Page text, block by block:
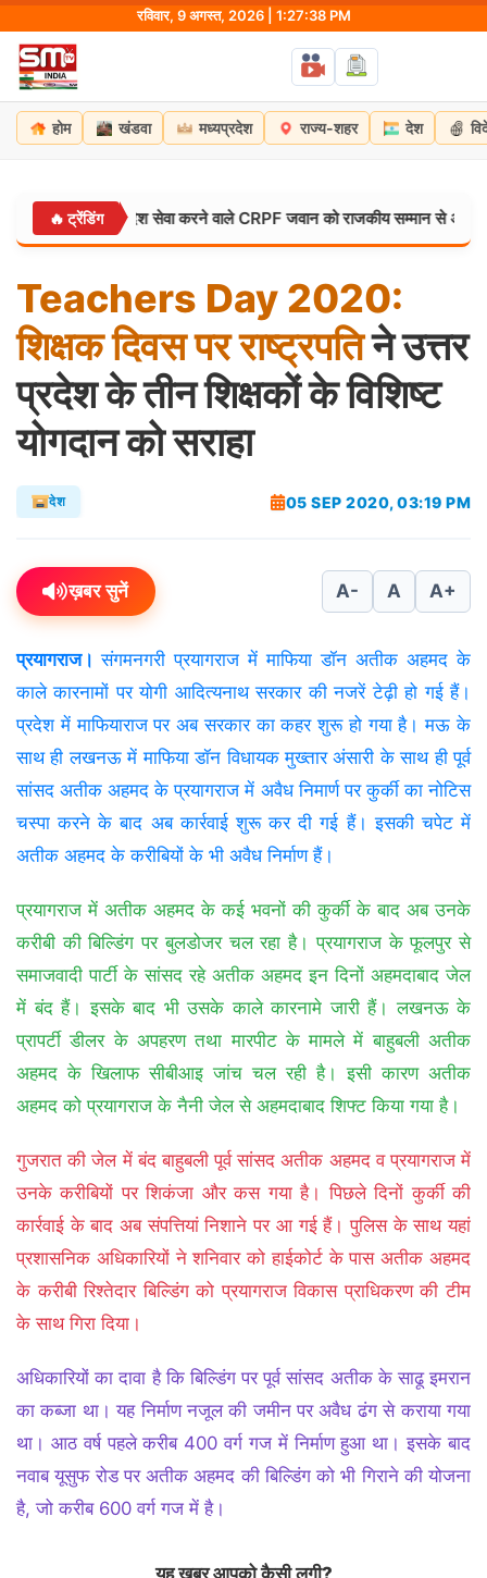
content
रविवार, 9 अगस्त, 2026 | 1:27:39 PM
होम खंडवा मध्यप्रदेश राज्य-शहर देश
🔥 ट्रेंडिंग
साल देश सेवा करने वाले CRPF जवान को राजकीय सम्मान से अंतिम विदाई
Teachers Day 2020:
शिक्षकदिवसपरराष्ट्रपतिने उत्तर
प्रदेश के तीन शिक्षकों के विशिष्ट
योगदान को सराहा
देश 05 SEP 2020, 03:19 PM
ख़बर सुनें A- A A+
प्रयागराज।संगमनगरी प्रयागराज में माफिया डॉन अतीक अहमद के
काले कारनामों पर योगी आदित्यनाथ सरकार की नजरें टेढ़ी हो गई हैं।
प्रदेश में माफियाराज पर अब सरकार का कहर शुरू हो गया है। मऊ के
साथ ही लखनऊ में माफिया डॉन विधायक मुख्तार अंसारी के साथ ही पूर्व
सांसद अतीक अहमद के प्रयागराज में अवैध निमार्ण पर कुर्की का नोटिस
चस्पा करने के बाद अब कार्रवाई शुरू कर दी गई हैं। इसकी चपेट में
अतीक अहमद के करीबियों के भी अवैध निर्माण हैं।
प्रयागराज में अतीक अहमद के कई भवनों की कुर्की के बाद अब उनके
करीबी की बिल्डिंग पर बुलडोजर चल रहा है। प्रयागराज के फूलपुर से
समाजवादी पार्टी के सांसद रहे अतीक अहमद इन दिनों अहमदाबाद जेल
में बंद हैं। इसके बाद भी उसके काले कारनामे जारी हैं। लखनऊ के
प्रापर्टी डीलर के अपहरण तथा मारपीट के मामले में बाहुबली अतीक
अहमद के खिलाफ सीबीआइ जांच चल रही है। इसी कारण अतीक
अहमद को प्रयागराज के नैनी जेल से अहमदाबाद शिफ्ट किया गया है।
गुजरात की जेल में बंद बाहुबली पूर्व सांसद अतीक अहमद व प्रयागराज में
उनके करीबियों पर शिकंजा और कस गया है। पिछले दिनों कुर्की की
कार्रवाई के बाद अब संपत्तियां निशाने पर आ गई हैं। पुलिस के साथ यहां
प्रशासनिक अधिकारियों ने शनिवार को हाईकोर्ट के पास अतीक अहमद
के करीबी रिश्तेदार बिल्डिंग को प्रयागराज विकास प्राधिकरण की टीम
के साथ गिरा दिया।
अधिकारियों का दावा है कि बिल्डिंग पर पूर्व सांसद अतीक के साढू इमरान
का कब्जा था। यह निर्माण नजूल की जमीन पर अवैध ढंग से कराया गया
था। आठ वर्ष पहले करीब 400 वर्ग गज में निर्माण हुआ था। इसके बाद
नवाब यूसुफ रोड पर अतीक अहमद की बिल्डिंग को भी गिराने की योजना
है, जो करीब 600 वर्ग गज में है।